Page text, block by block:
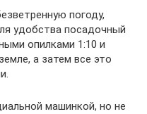
погоду,
удобства посадочный
опилками 1:10 и
а затем все это
машинкой, но не